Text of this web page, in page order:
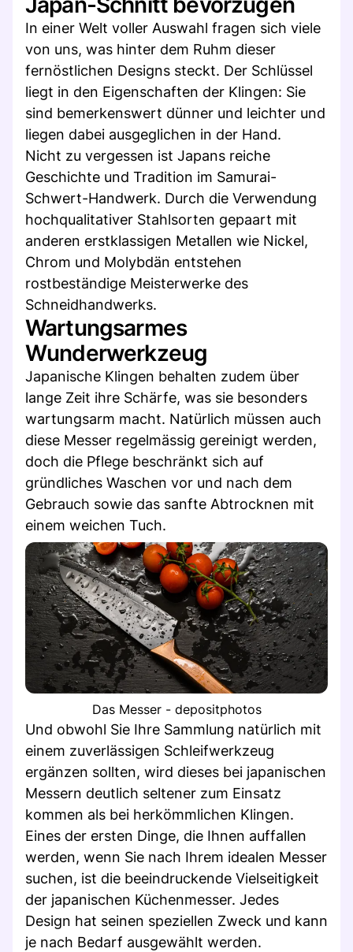
In einer Welt voller Auswahl fragen sich viele
von uns, was hinter dem Ruhm dieser
fernöstlichen Designs steckt. Der Schlüssel
liegt in den Eigenschaften der Klingen: Sie
sind bemerkenswert dünner und leichter und
liegen dabei ausgeglichen in der Hand.
Nicht zu vergessen ist Japans reiche
Geschichte und Tradition im Samurai-
Schwert-Handwerk. Durch die Verwendung
hochqualitativer Stahlsorten gepaart mit
anderen erstklassigen Metallen wie Nickel,
Chrom und Molybdän entstehen
rostbeständige Meisterwerke des
Schneidhandwerks.
Wartungsarmes
Wunderwerkzeug
Japanische Klingen behalten zudem über
lange Zeit ihre Schärfe, was sie besonders
wartungsarm macht. Natürlich müssen auch
diese Messer regelmässig gereinigt werden,
doch die Pflege beschränkt sich auf
gründliches Waschen vor und nach dem
Gebrauch sowie das sanfte Abtrocknen mit
einem weichen Tuch.
Das Messer - depositphotos
Und obwohl Sie Ihre Sammlung natürlich mit
einem zuverlässigen Schleifwerkzeug
ergänzen sollten, wird dieses bei japanischen
Messern deutlich seltener zum Einsatz
kommen als bei herkömmlichen Klingen.
Eines der ersten Dinge, die Ihnen auffallen
werden, wenn Sie nach Ihrem idealen Messer
suchen, ist die beeindruckende Vielseitigkeit
der japanischen Küchenmesser. Jedes
Design hat seinen speziellen Zweck und kann
je nach Bedarf ausgewählt werden.